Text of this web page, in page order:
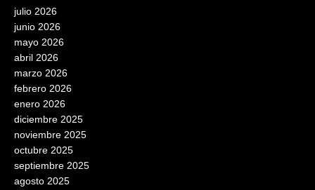
julio 2026
junio 2026
mayo 2026
abril 2026
marzo 2026
febrero 2026
enero 2026
diciembre 2025
noviembre 2025
octubre 2025
septiembre 2025
agosto 2025